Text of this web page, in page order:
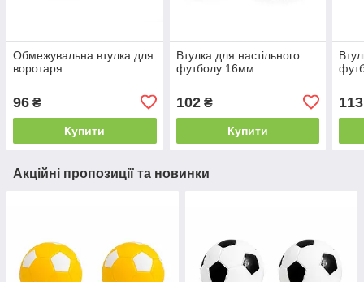
Обмежувальна втулка для
воротаря
96 ₴
Купити
Втулка для настільного
футболу 16мм
102₴
Купити
113
Акційні пропозиції та новинки